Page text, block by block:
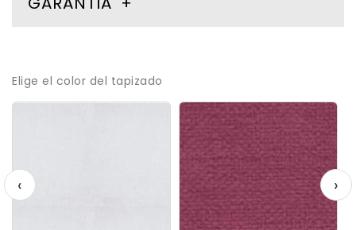
Elige el color del tapizado
‹ ›